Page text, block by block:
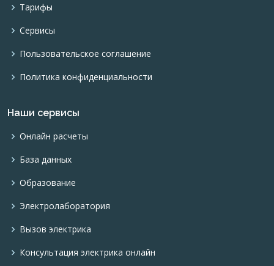
Тарифы
Сервисы
Пользовательское соглашение
Политика конфиденциальности
Наши сервисы
Онлайн расчеты
База данных
Образование
Электролаборатория
Вызов электрика
Консультация электрика онлайн